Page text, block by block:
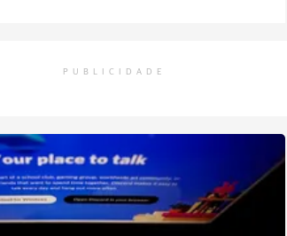
PUBLICIDADE